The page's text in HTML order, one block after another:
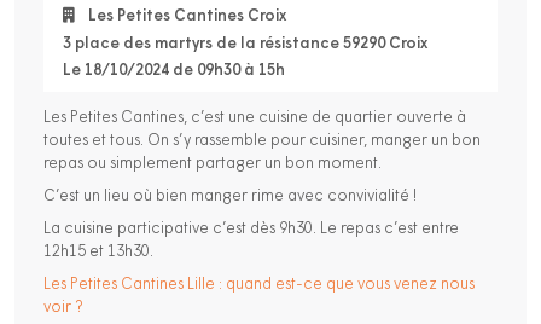
Les Petites Cantines Croix
3 place des martyrs de la résistance 59290 Croix
Le 18/10/2024 de 09h30 à 15h
Les Petites Cantines, c’est une cuisine de quartier ouverte à
toutes et tous. On s’y rassemble pour cuisiner, manger un bon
repas ou simplement partager un bon moment.
C’est un lieu où bien manger rime avec convivialité !
La cuisine participative c’est dès 9h30. Le repas c’est entre
12h15 et 13h30.
Les Petites Cantines Lille : quand est-ce que vous venez nous
voir ?